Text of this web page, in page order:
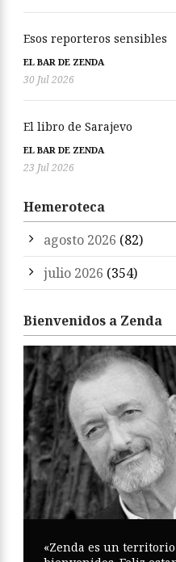
Esos reporteros sensibles
EL BAR DE ZENDA
30 Jul 2026
El libro de Sarajevo
EL BAR DE ZENDA
23 Jul 2026
Hemeroteca
agosto 2026 (82)
julio 2026 (354)
Bienvenidos a Zenda
«Zenda es un